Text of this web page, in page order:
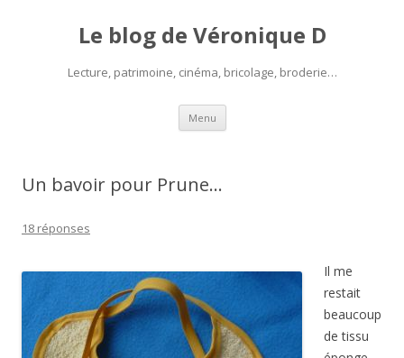
Le blog de Véronique D
Lecture, patrimoine, cinéma, bricolage, broderie…
Menu Aller
contenu
Un bavoir pour Prune…
18 réponses
Il me
restait
beaucoup
de tissu